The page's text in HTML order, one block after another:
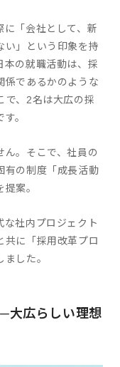
に「会社として、新
い」という印象を持
本の就職活動は、採
係であるかのような
で、2名は大広の採
。
ん。そこで、社員の
有の制度「成長活動
案。
な社内プロジェクト
共に「採用改革プロ
した。
大広らしい理想